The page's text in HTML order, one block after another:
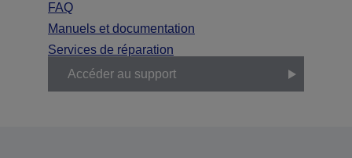
FAQ
Manuels et documentation
Services de réparation
Accéder au support